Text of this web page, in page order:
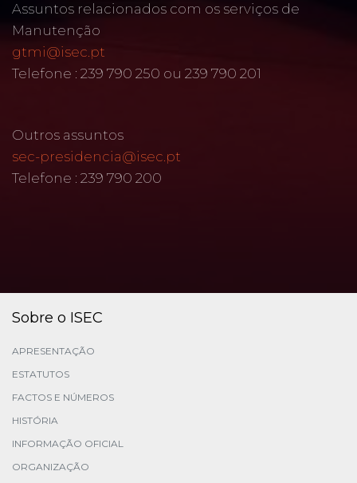
Assuntos relacionados com os serviços de
Manutenção
gtmi@isec.pt
Telefone : 239 790 250 ou 239 790 201
Outros assuntos
sec-presidencia@isec.pt
Telefone : 239 790 200
Sobre o ISEC
APRESENTAÇÃO
ESTATUTOS
FACTOS E NÚMEROS
HISTÓRIA
INFORMAÇÃO OFICIAL
ORGANIZAÇÃO